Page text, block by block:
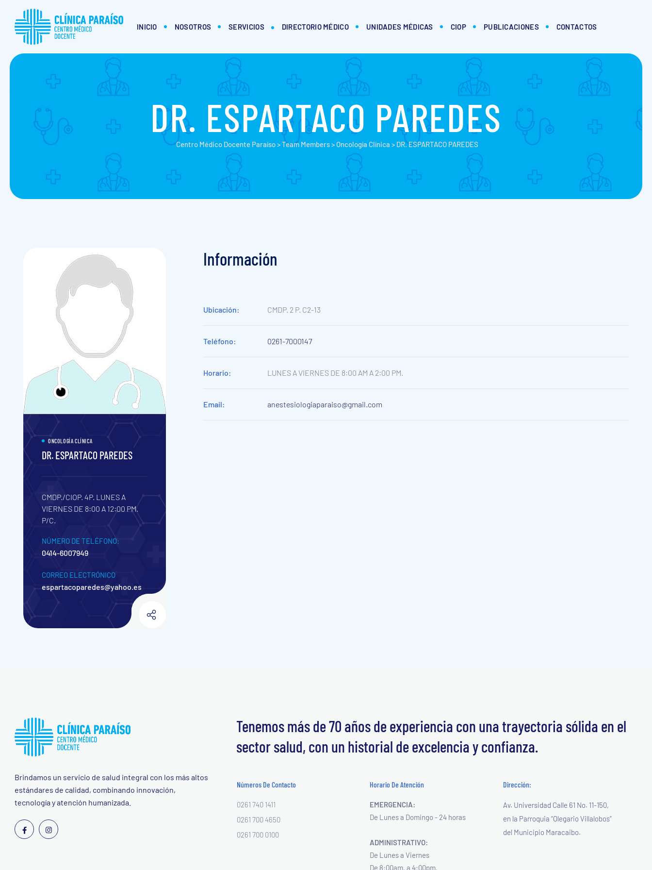
INICIO NOSOTROS SERVICIOS DIRECTORIO MÉDICO UNIDADES MÉDICAS CIOP PUBLICACIONES CONTACTOS
DR. ESPARTACO PAREDES
Centro Médico Docente Paraíso>Team Members> Oncología Clínica > DR. ESPARTACO PAREDES
ONCOLOGÍA CLÍNICA
DR. ESPARTACO PAREDES
CMDP./CIOP. 4P. LUNES A
VIERNES DE 8:00 A 12:00 PM.
P/C.
NÚMERO DE TELÉFONO:
0414-6007949
CORREO ELECTRÓNICO
espartacoparedes@yahoo.es
Información
Ubicación: CMDP. 2 P. C2-13
Teléfono: 0261-7000147
Horario: LUNES A VIERNES DE 8:00 AM A 2:00 PM.
Email: anestesiologiaparaiso@gmail.com
Tenemos más de 70 años de experiencia con una trayectoria sólida en el
sector salud, con un historial de excelencia y confianza.
Brindamos un servicio de salud integral con los más altos
estándares de calidad, combinando innovación,
tecnología y atención humanizada.
Números De Contacto
0261 740 1411
0261 700 4650
0261 700 0100
Horario De Atención
EMERGENCIA:
De Lunes a Domingo - 24 horas
ADMINISTRATIVO:
De Lunes a Viernes
De 8:00am. a 4:00pm.
Dirección:
Av. Universidad Calle 61 No. 11-150,
en la Parroquia “Olegario Villalobos”
del Municipio Maracaibo.